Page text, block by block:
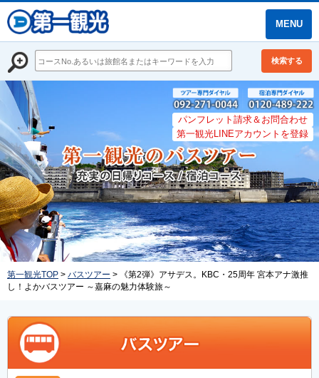
MENU
検索する
パンフレット請求＆お問合わせ
第一観光LINEアカウントを登録
第一観光TOP > バスツアー > 《第2弾》アサデス。KBC・25周年 宮本アナ激推
し！よかバスツアー ～嘉麻の魅力体験旅～